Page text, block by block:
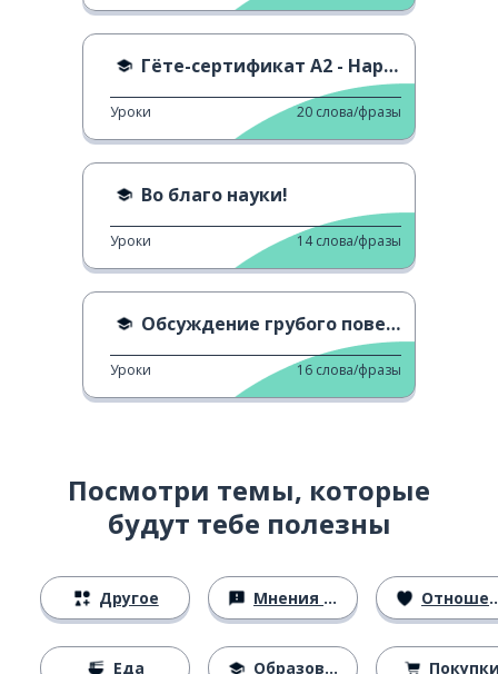
Гёте-сертификат A2 - Наречия
Уроки 20 слова/фразы
Во благо науки!
Уроки 14 слова/фразы
Обсуждение грубого поведения
Уроки 16 слова/фразы
Посмотри темы, которые
будут тебе полезны
Другое
Еда
Мнения и убеждения
Образование
Отношения